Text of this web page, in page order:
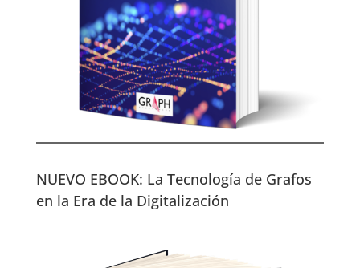
NUEVO EBOOK: La Tecnología de Grafos
en la Era de la Digitalización